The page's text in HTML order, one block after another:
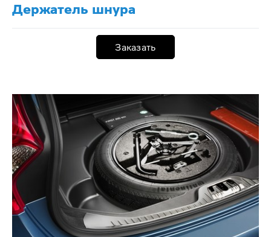
Держатель шнура
Заказать